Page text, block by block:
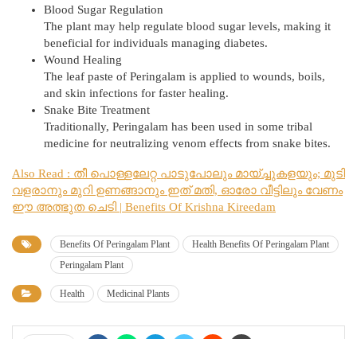
Blood Sugar Regulation
The plant may help regulate blood sugar levels, making it
beneficial for individuals managing diabetes.
Wound Healing
The leaf paste of Peringalam is applied to wounds, boils,
and skin infections for faster healing.
Snake Bite Treatment
Traditionally, Peringalam has been used in some tribal
medicine for neutralizing venom effects from snake bites.
Also Read : തീ പൊള്ളലേറ്റ പാടുപോലും മായ്ച്ചുകളയും; മുടി
വളരാനും മുറി ഉണങ്ങാനും ഇത് മതി, ഓരോ വീട്ടിലും വേണം
ഈ അത്ഭുത ചെടി | Benefits Of Krishna Kireedam
Benefits Of Peringalam Plant
Health Benefits Of Peringalam Plant
Peringalam Plant
Health Medicinal Plants